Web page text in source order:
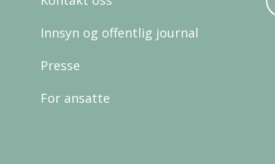
Innsyn og offentlig journal
Presse
For ansatte